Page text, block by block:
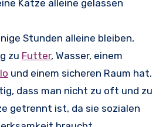
Katze alleine gelassen
Stunden alleine bleiben,
zu Futter, Wasser, einem
und einem sicheren Raum hat.
dass man nicht zu oft und zu
getrennt ist, da sie sozialen